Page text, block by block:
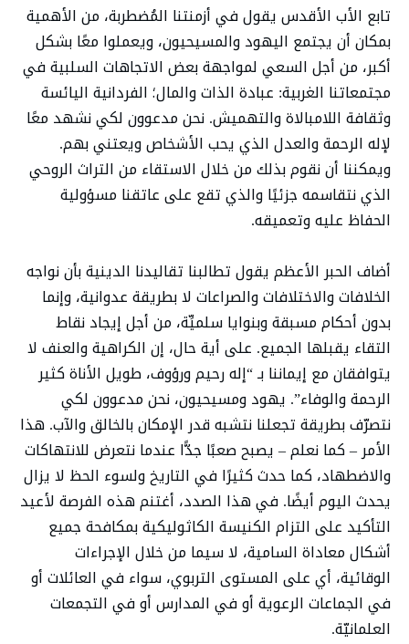
تابع الأب الأقدس يقول في أزمنتنا المُضطربة، من الأهمية
بمكان أن يجتمع اليهود والمسيحيون، ويعملوا معًا بشكل
أكبر، من أجل السعي لمواجهة بعض الاتجاهات السلبية في
مجتمعاتنا الغربية: عبادة الذات والمال؛ الفردانية اليائسة
وثقافة اللامبالاة والتهميش. نحن مدعوون لكي نشهد معًا
لإله الرحمة والعدل الذي يحب الأشخاص ويعتني بهم.
ويمكننا أن نقوم بذلك من خلال الاستقاء من التراث الروحي
الذي نتقاسمه جزئيًا والذي تقع على عاتقنا مسؤولية
الحفاظ عليه وتعميقه.
أضاف الحبر الأعظم يقول تطالبنا تقاليدنا الدينية بأن نواجه
الخلافات والاختلافات والصراعات لا بطريقة عدوانية، وإنما
بدون أحكام مسبقة وبنوايا سلميِّة، من أجل إيجاد نقاط
التقاء يقبلها الجميع. على أية حال، إن الكراهية والعنف لا
يتوافقان مع إيماننا بـ “إله رحيم ورؤوف، طويل الأناة كثير
الرحمة والوفاء”. يهود ومسيحيون، نحن مدعوون لكي
نتصرّف بطريقة تجعلنا نتشبه قدر الإمكان بالخالق والآب. هذا
الأمر – كما نعلم – يصبح صعبًا جدًّا عندما نتعرض للانتهاكات
والاضطهاد، كما حدث كثيرًا في التاريخ ولسوء الحظ لا يزال
يحدث اليوم أيضًا. في هذا الصدد، أغتنم هذه الفرصة لأعيد
التأكيد على التزام الكنيسة الكاثوليكية بمكافحة جميع
أشكال معاداة السامية، لا سيما من خلال الإجراءات
الوقائية، أي على المستوى التربوي، سواء في العائلات أو
في الجماعات الرعوية أو في المدارس أو في التجمعات
العلمانيّة.